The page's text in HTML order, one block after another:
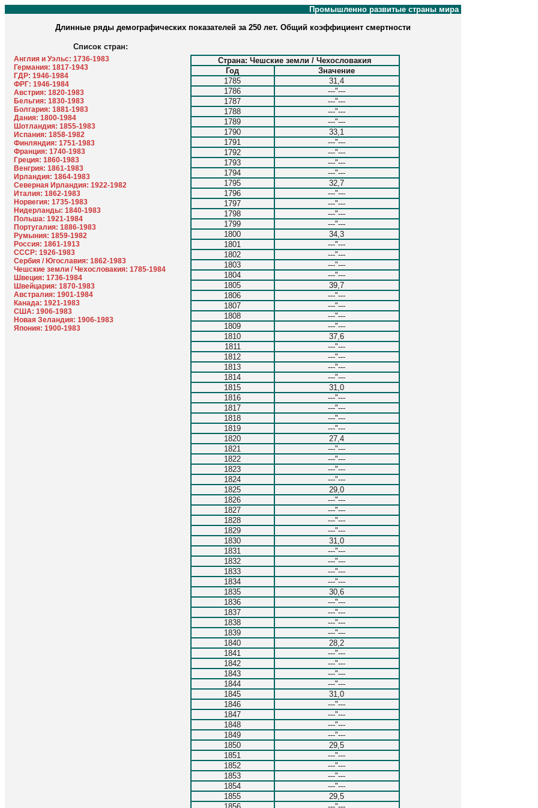
Промышленно развитые страны мира
Длинные ряды демографических показателей за 250 лет. Общий коэффициент смертности
Список стран:
Англия и Уэльс: 1736-1983
Германия: 1817-1943
ГДР: 1946-1984
ФРГ: 1946-1984
Австрия: 1820-1983
Бельгия: 1830-1983
Болгария: 1881-1983
Дания: 1800-1984
Шотландия: 1855-1983
Испания: 1858-1982
Финляндия: 1751-1983
Франция: 1740-1983
Греция: 1860-1983
Венгрия: 1861-1983
Ирландия: 1864-1983
Северная Ирландия: 1922-1982
Италия: 1862-1983
Норвегия: 1735-1983
Нидерланды: 1840-1983
Польша: 1921-1984
Португалия: 1886-1983
Румыния: 1859-1982
Россия: 1861-1913
СССР: 1926-1983
Сербия / Югославия: 1862-1983
Чешские земли / Чехословакия: 1785-1984
Швеция: 1736-1984
Швейцария: 1870-1983
Австралия: 1901-1984
Канада: 1921-1983
США: 1906-1983
Новая Зеландия: 1906-1983
Япония: 1900-1983
Страна: Чешские земли / Чехословакия
Год
Значение
1785
31,4
1786
---"---
1787
---"---
1788
---"---
1789
---"---
1790
33,1
1791
---"---
1792
---"---
1793
---"---
1794
---"---
1795
32,7
1796
---"---
1797
---"---
1798
---"---
1799
---"---
1800
34,3
1801
---"---
1802
---"---
1803
---"---
1804
---"---
1805
39,7
1806
---"---
1807
---"---
1808
---"---
1809
---"---
1810
37,6
1811
---"---
1812
---"---
1813
---"---
1814
---"---
1815
31,0
1816
---"---
1817
---"---
1818
---"---
1819
---"---
1820
27,4
1821
---"---
1822
---"---
1823
---"---
1824
---"---
1825
29,0
1826
---"---
1827
---"---
1828
---"---
1829
---"---
1830
31,0
1831
---"---
1832
---"---
1833
---"---
1834
---"---
1835
30,6
1836
---"---
1837
---"---
1838
---"---
1839
---"---
1840
28,2
1841
---"---
1842
---"---
1843
---"---
1844
---"---
1845
31,0
1846
---"---
1847
---"---
1848
---"---
1849
---"---
1850
29,5
1851
---"---
1852
---"---
1853
---"---
1854
---"---
1855
29,5